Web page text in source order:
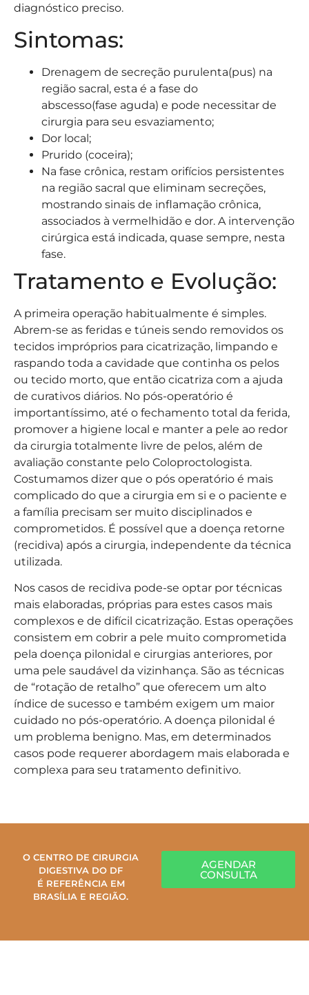
diagnóstico preciso.
Sintomas:
Drenagem de secreção purulenta(pus) na
região sacral, esta é a fase do
abscesso(fase aguda) e pode necessitar de
cirurgia para seu esvaziamento;
Dor local;
Prurido (coceira);
Na fase crônica, restam orifícios persistentes
na região sacral que eliminam secreções,
mostrando sinais de inflamação crônica,
associados à vermelhidão e dor. A intervenção
cirúrgica está indicada, quase sempre, nesta
fase.
Tratamento e Evolução:
A primeira operação habitualmente é simples.
Abrem-se as feridas e túneis sendo removidos os
tecidos impróprios para cicatrização, limpando e
raspando toda a cavidade que continha os pelos
ou tecido morto, que então cicatriza com a ajuda
de curativos diários. No pós-operatório é
importantíssimo, até o fechamento total da ferida,
promover a higiene local e manter a pele ao redor
da cirurgia totalmente livre de pelos, além de
avaliação constante pelo Coloproctologista.
Costumamos dizer que o pós operatório é mais
complicado do que a cirurgia em si e o paciente e
a família precisam ser muito disciplinados e
comprometidos. É possível que a doença retorne
(recidiva) após a cirurgia, independente da técnica
utilizada.
Nos casos de recidiva pode-se optar por técnicas
mais elaboradas, próprias para estes casos mais
complexos e de difícil cicatrização. Estas operações
consistem em cobrir a pele muito comprometida
pela doença pilonidal e cirurgias anteriores, por
uma pele saudável da vizinhança. São as técnicas
de “rotação de retalho” que oferecem um alto
índice de sucesso e também exigem um maior
cuidado no pós-operatório. A doença pilonidal é
um problema benigno. Mas, em determinados
casos pode requerer abordagem mais elaborada e
complexa para seu tratamento definitivo.
O CENTRO DE CIRURGIA
DIGESTIVA DO DF
É REFERÊNCIA EM
BRASÍLIA E REGIÃO.
AGENDAR
CONSULTA